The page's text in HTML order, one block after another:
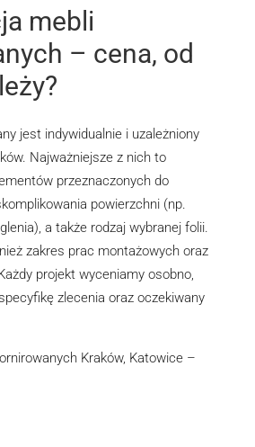
mebli
– cena, od
jest indywidualnie i uzależniony
Najważniejsze z nich to
przeznaczonych do
powierzchni (np.
a także rodzaj wybranej folii.
zakres prac montażowych oraz
projekt wyceniamy osobno,
zlecenia oraz oczekiwany
Kraków, Katowice –